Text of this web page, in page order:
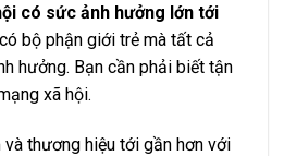
có sức ảnh hưởng lớn tới
bộ phận giới trẻ mà tất cả
hưởng. Bạn cần phải biết tận
xã hội.
thương hiệu tới gần hơn với